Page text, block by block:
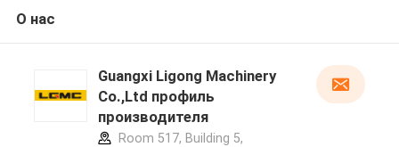
О нас
Guangxi Ligong Machinery
Co.,Ltd профиль
производителя
Room 517, Building 5,